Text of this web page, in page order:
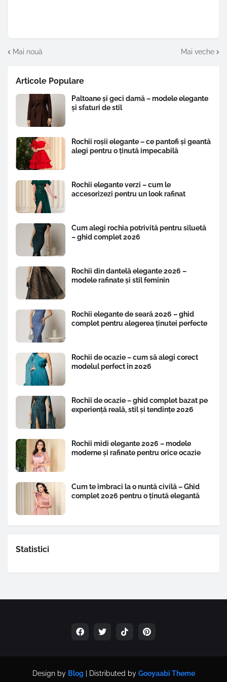
Mai nouă Mai veche
Articole Populare
Paltoane și geci damă – modele elegante
și sfaturi de stil
Rochii roșii elegante – ce pantofi și geantă
alegi pentru o ținută impecabilă
Rochii elegante verzi – cum le
accesorizezi pentru un look rafinat
Cum alegi rochia potrivită pentru siluetă
– ghid complet 2026
Rochii din dantelă elegante 2026 –
modele rafinate și stil feminin
Rochii elegante de seară 2026 – ghid
complet pentru alegerea ținutei perfecte
Rochii de ocazie – cum să alegi corect
modelul perfect în 2026
Rochii de ocazie – ghid complet bazat pe
experiență reală, stil și tendințe 2026
Rochii midi elegante 2026 – modele
moderne și rafinate pentru orice ocazie
Cum te îmbraci la o nuntă civilă – Ghid
complet 2026 pentru o ținută elegantă
Statistici
Design by Blog | Distributed by Gooyaabi Theme